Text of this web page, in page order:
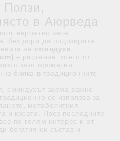
Ползи,
в Аюрведа
вероятно вече
без дори да подозирате.
на сминдуха
– растение, което от
като ароматна
билка в традиционните
сминдухът заема важно
се използва за
метаболитния
и косата. През последните
по-голям интерес и от
богатия си състав и